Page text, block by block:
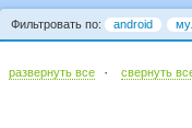
Фильтровать по: android
развернуть все · cвернуть